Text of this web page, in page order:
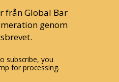
från Global Bar
genom
subscribe, you
for processing.